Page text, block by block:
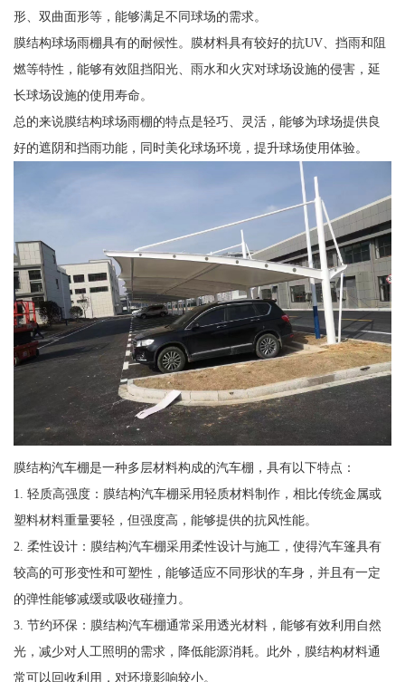
形、双曲面形等，能够满足不同球场的需求。
膜结构球场雨棚具有的耐候性。膜材料具有较好的抗UV、挡雨和阻
燃等特性，能够有效阻挡阳光、雨水和火灾对球场设施的侵害，延
长球场设施的使用寿命。
总的来说膜结构球场雨棚的特点是轻巧、灵活，能够为球场提供良
好的遮阴和挡雨功能，同时美化球场环境，提升球场使用体验。
膜结构汽车棚是一种多层材料构成的汽车棚，具有以下特点：
1. 轻质高强度：膜结构汽车棚采用轻质材料制作，相比传统金属或
塑料材料重量要轻，但强度高，能够提供的抗风性能。
2. 柔性设计：膜结构汽车棚采用柔性设计与施工，使得汽车篷具有
较高的可形变性和可塑性，能够适应不同形状的车身，并且有一定
的弹性能够减缓或吸收碰撞力。
3. 节约环保：膜结构汽车棚通常采用透光材料，能够有效利用自然
光，减少对人工照明的需求，降低能源消耗。此外，膜结构材料通
常可以回收利用，对环境影响较小。